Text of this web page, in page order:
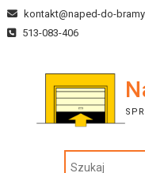
kontakt@naped-do-
513-083-406